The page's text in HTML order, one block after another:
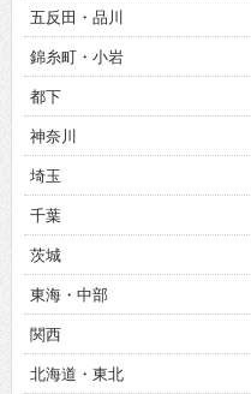
五反田・品川
錦糸町・小岩
都下
神奈川
埼玉
千葉
茨城
東海・中部
関西
北海道・東北